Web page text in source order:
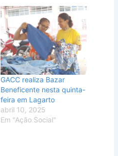
GACC realiza Bazar
Beneficente nesta quinta-
feira em Lagarto
abril 10, 2025
Em "Ação Social"